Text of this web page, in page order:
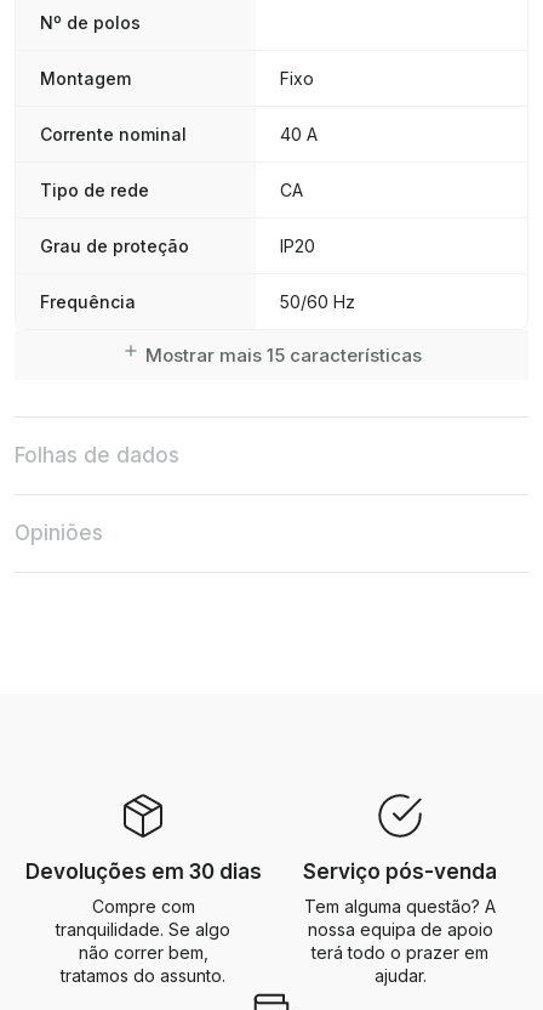
Nº de polos
Montagem Fixo
Corrente nominal 40 A
Tipo de rede CA
Grau de proteção IP20
Frequência 50/60 Hz
Mostrar mais 15 características
Folhas de dados
Opiniões
Devoluções em 30 dias
Compre com
tranquilidade. Se algo
não correr bem,
tratamos do assunto.
Serviço pós-venda
Tem alguma questão? A
nossa equipa de apoio
terá todo o prazer em
ajudar.